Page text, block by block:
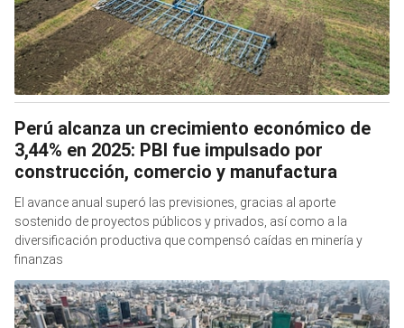
Perú alcanza un crecimiento económico de
3,44% en 2025: PBI fue impulsado por
construcción, comercio y manufactura
El avance anual superó las previsiones, gracias al aporte
sostenido de proyectos públicos y privados, así como a la
diversificación productiva que compensó caídas en minería y
finanzas